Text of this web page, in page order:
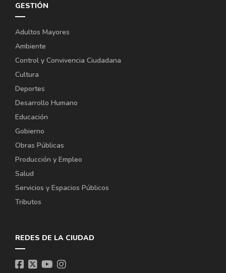
GESTIÓN
Adultos Mayores
Ambiente
Control y Convivencia Ciudadana
Cultura
Deportes
Desarrollo Humano
Educación
Gobierno
Obras Públicas
Producción y Empleo
Salud
Servicios y Espacios Públicos
Tributos
REDES DE LA CIUDAD